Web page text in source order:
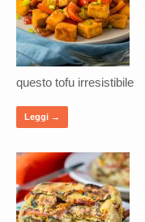
questo tofu irresistibile
Leggi →